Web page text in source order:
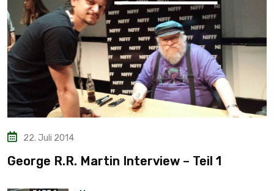
22. Juli 2014
George R.R. Martin Interview – Teil 1